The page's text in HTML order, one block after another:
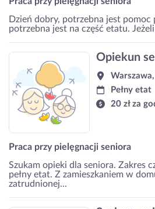
Dzień dobry, potrzebna jest pomoc
potrzebna jest na część etatu.
Opiekun
Pełny etat
20 zł za
Praca przy pielęgnacji seniora
Szukam opieki dla seniora. Zakres
pełny etat. Z zamieszkaniem w
zatrudnionej...